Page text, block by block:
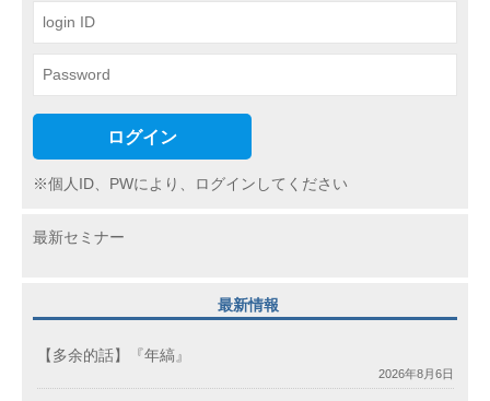
ン
ログイン
※個人ID、PWにより、ログインしてください
最新セミナー
最新情報
【多余的話】『年縞』
2026年8月6日